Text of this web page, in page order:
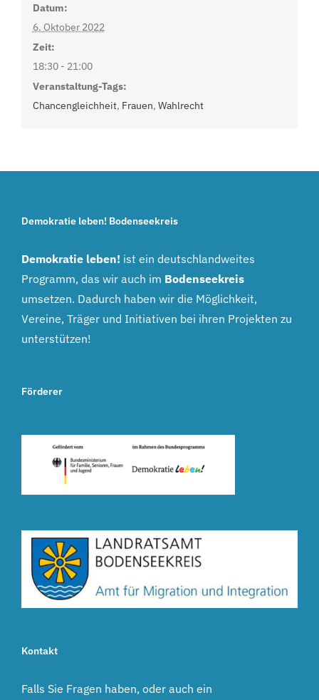
Datum:
6. Oktober 2022
Zeit:
18:30 - 21:00
Veranstaltung-Tags:
Chancengleichheit, Frauen, Wahlrecht
Demokratie leben! Bodenseekreis
Demokratie leben! ist ein deutschlandweites
Programm, das wir auch im Bodenseekreis
umsetzen. Dadurch haben wir die Möglichkeit,
Vereine, Träger und Initiativen bei ihren Projekten zu
unterstützen!
Förderer
Kontakt
Falls Sie Fragen haben, oder auch ein